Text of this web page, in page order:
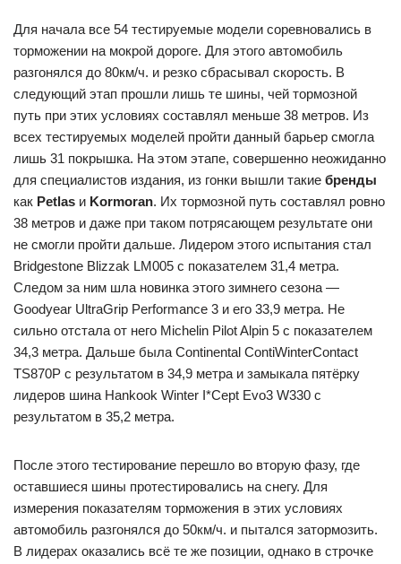
Для начала все 54 тестируемые модели соревновались в
торможении на мокрой дороге. Для этого автомобиль
разгонялся до 80км/ч. и резко сбрасывал скорость. В
следующий этап прошли лишь те шины, чей тормозной
путь при этих условиях составлял меньше 38 метров. Из
всех тестируемых моделей пройти данный барьер смогла
лишь 31 покрышка. На этом этапе, совершенно неожиданно
для специалистов издания, из гонки вышли такие бренды
как Petlas и Kormoran. Их тормозной путь составлял ровно
38 метров и даже при таком потрясающем результате они
не смогли пройти дальше. Лидером этого испытания стал
Bridgestone Blizzak LM005 с показателем 31,4 метра.
Следом за ним шла новинка этого зимнего сезона —
Goodyear UltraGrip Performance 3 и его 33,9 метра. Не
сильно отстала от него Michelin Pilot Alpin 5 с показателем
34,3 метра. Дальше была Continental ContiWinterContact
TS870P с результатом в 34,9 метра и замыкала пятёрку
лидеров шина Hankook Winter I*Cept Evo3 W330 с
результатом в 35,2 метра.
После этого тестирование перешло во вторую фазу, где
оставшиеся шины протестировались на снегу. Для
измерения показателям торможения в этих условиях
автомобиль разгонялся до 50км/ч. и пытался затормозить.
В лидерах оказались всё те же позиции, однако в строчке